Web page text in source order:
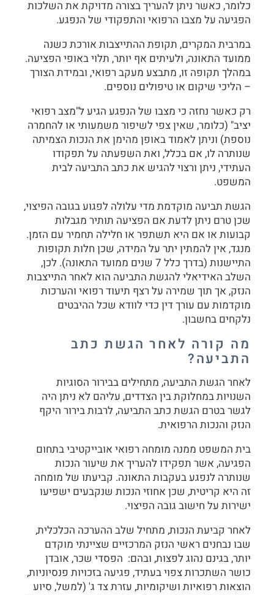
כלומר, כאשר ניתן להעריך בצורה מדויקת את השלכות
הפגיעה על מצבו הרפואי והתפקודי של הנפגע.
במרבית המקרים, תקופת ההתייצבות אורכת כשנה
ממועד התאונה, ולעיתים אף יותר, תלוי באופי הפציעה.
במהלך תקופה זו, מתבצע מעקב רפואי, ובמידת הצורך
– הליכי שיקום או טיפולים נוספים.
רק כאשר נחזה כי מצבו של הנפגע הגיע ל"מצב רפואי
יציב" (כלומר, שאין צפי לשיפור משמעותי או להחמרה
נוספת) וניתן לאמוד באופן מהימן את הנכות הצמיתה
שנותרה לו, אם בכלל, ואת השפעתה על תפקודו
העתידי, ניתן ורצוי להגיש את כתב התביעה לבית
המשפט.
הגשת תביעה מוקדמת מדי עלולה לפגוע בגובה הפיצוי,
שכן טרם ניתן לדעת אם הפציעה תותיר מגבלות
קבועות או אם היא תשתפר או חלילה תחמיר עם הזמן.
מנגד, אין להמתין יתר על המידה, שכן חלות תקופות
התיישנות (בדרך כלל 7 שנים ממועד התאונה). לכן,
השלב האידיאלי להגשת התביעה הוא לאחר התייצבות
הנזק, אך תוך שמירה על רצף תיעוד רפואי והערכות
מוקדמות עם עורך דין כדי לוודא שכל ההיבטים
נלקחים בחשבון.
מה קורה לאחר הגשת כתב
התביעה?
לאחר הגשת התביעה, מתחילים בבירור הסוגיות
השנויות במחלוקת בין הצדדים, עליהם לא ניתן היה
לגשר בטרם הגשת כתב התביעה, לרבות בירור היקף
הנזק והנכות הרפואית.
בית המשפט ממנה מומחה רפואי אובייקטיבי בתחום
הפגיעה, אשר תפקידו להעריך את שיעור הנכות
שנותרה לנפגע בעקבות התאונה. קביעתו של מומחה
זה היא קריטית, שכן אחוזי הנכות שנקבעים ישפיעו
ישירות על חישוב גובה הפיצוי.
לאחר קביעת הנכות, מתחיל שלב ההערכה הכלכלית,
שבו נבחנים ראשי הנזק המרכזיים שציינתי מוקדם
יותר, בגינם נהוג לפצות, ובהם: הפסדי שכר, אובדן
כושר השתכרות צפוי בעתיד, פגיעה בזכויות פנסיוניות,
הוצאות רפואיות ושיקומיות, עזרת צד ג' (למשל, סיוע